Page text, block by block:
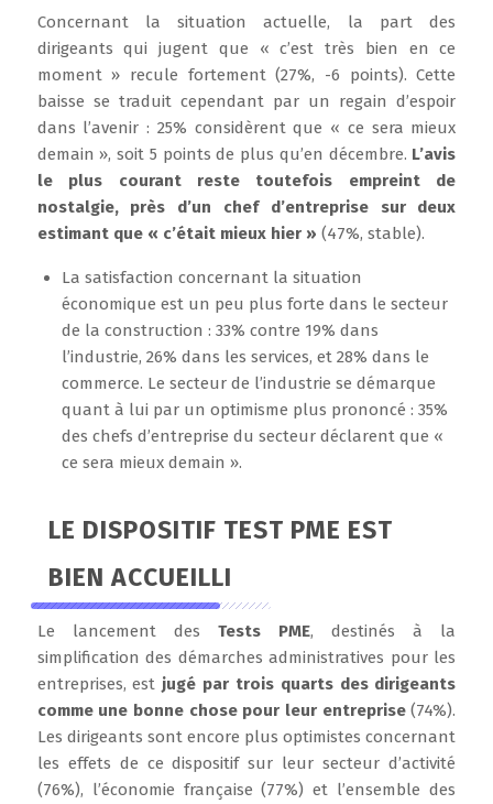
Concernant la situation actuelle, la part des
dirigeants qui jugent que « c’est très bien en ce
moment » recule fortement (27%, -6 points). Cette
baisse se traduit cependant par un regain d’espoir
dans l’avenir : 25% considèrent que « ce sera mieux
demain », soit 5 points de plus qu’en décembre. L’avis
le plus courant reste toutefois empreint de
nostalgie, près d’un chef d’entreprise sur deux
estimant que « c’était mieux hier » (47%, stable).
La satisfaction concernant la situation
économique est un peu plus forte dans le secteur
de la construction : 33% contre 19% dans
l’industrie, 26% dans les services, et 28% dans le
commerce. Le secteur de l’industrie se démarque
quant à lui par un optimisme plus prononcé : 35%
des chefs d’entreprise du secteur déclarent que «
ce sera mieux demain ».
LE DISPOSITIF TEST PME EST
BIEN ACCUEILLI
Le lancement des Tests PME, destinés à la
simplification des démarches administratives pour les
entreprises, est jugé par trois quarts des dirigeants
comme une bonne chose pour leur entreprise(74%).
Les dirigeants sont encore plus optimistes concernant
les effets de ce dispositif sur leur secteur d’activité
(76%), l’économie française (77%) et l’ensemble des